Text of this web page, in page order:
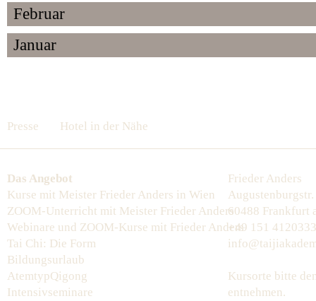
Februar
Januar
Presse Hotel in der Nähe
Das Angebot
Kurse mit Meister Frieder Anders in Wien
ZOOM-Unterricht mit Meister Frieder Anders
Webinare und ZOOM-Kurse mit Frieder Anders
Tai Chi: Die Form
Bildungsurlaub
AtemtypQigong
Intensivseminare
Frieder Anders
60488 Frankfurt
+49 151
Kursorte bitte
entnehmen.